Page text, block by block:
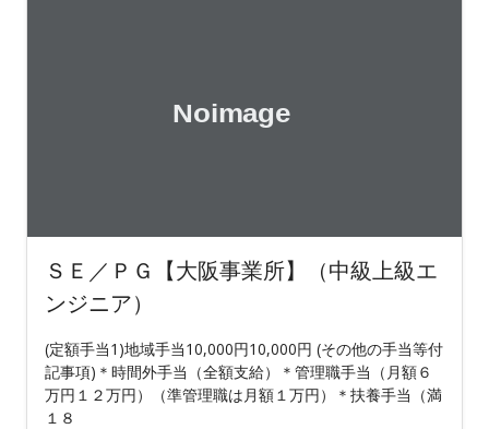
ＳＥ／ＰＧ【大阪事業所】（中級上級エ
ンジニア）
(定額手当1)地域手当10,000円10,000円 (その他の手当等付
記事項)＊時間外手当（全額支給）＊管理職手当（月額６
万円１２万円）（準管理職は月額１万円）＊扶養手当（満
１８